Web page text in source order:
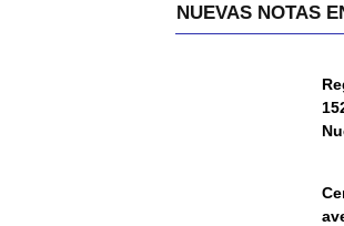
NUEVAS NOTAS